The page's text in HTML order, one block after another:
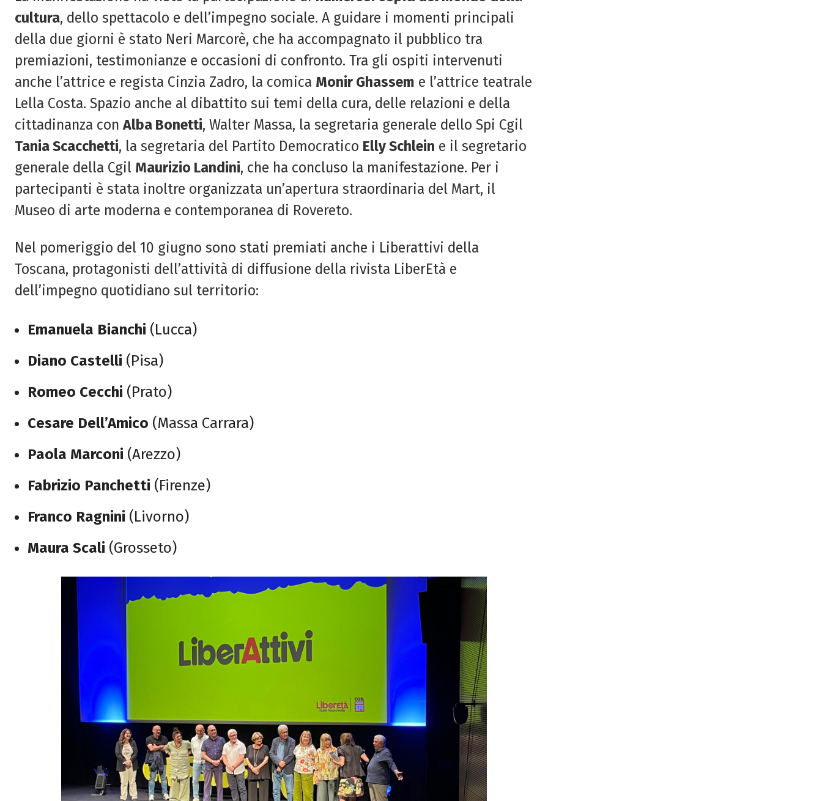
cultura, dello spettacolo e dell’impegno sociale. A guidare i momenti principali
della due giorni è stato Neri Marcorè, che ha accompagnato il pubblico tra
premiazioni, testimonianze e occasioni di confronto. Tra gli ospiti intervenuti
anche l’attrice e regista Cinzia Zadro, la comica Monir Ghassem e l’attrice teatrale
Lella Costa. Spazio anche al dibattito sui temi della cura, delle relazioni e della
cittadinanza conAlba Bonetti, Walter Massa, la segretaria generale dello Spi Cgil
Tania Scacchetti, la segretaria del Partito Democratico Elly Schlein e il segretario
generale della Cgil Maurizio Landini, che ha concluso la manifestazione. Per i
partecipanti è stata inoltre organizzata un’apertura straordinaria del Mart, il
Museo di arte moderna e contemporanea di Rovereto.
Nel pomeriggio del 10 giugno sono stati premiati anche i Liberattivi della
Toscana, protagonisti dell’attività di diffusione della rivista LiberEtà e
dell’impegno quotidiano sul territorio:
Emanuela Bianchi (Lucca)
Diano Castelli (Pisa)
Romeo Cecchi (Prato)
Cesare Dell’Amico (Massa Carrara)
Paola Marconi (Arezzo)
Fabrizio Panchetti (Firenze)
Franco Ragnini (Livorno)
Maura Scali (Grosseto)